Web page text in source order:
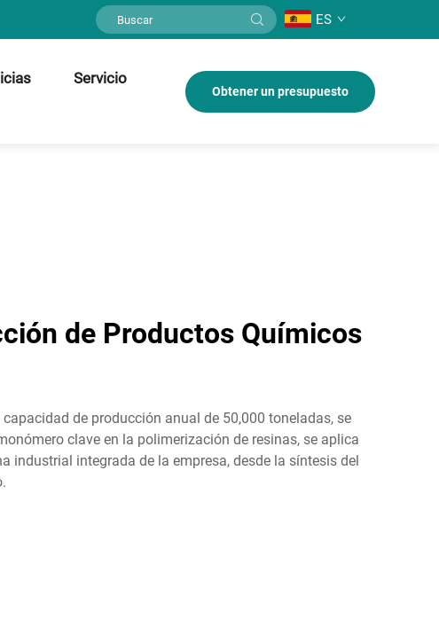
ES
Servicio
Obtener un presupuesto
de Productos Químicos
de producción anual de 50,000 toneladas, se
clave en la polimerización de resinas, se aplica
industrial integrada de la empresa, desde la síntesis del